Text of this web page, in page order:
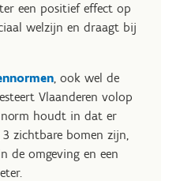
een positief effect op
welzijn en draagt bij
, ook wel de
Vlaanderen volop
norm houdt in dat er
zichtbare bomen zijn,
de omgeving en een